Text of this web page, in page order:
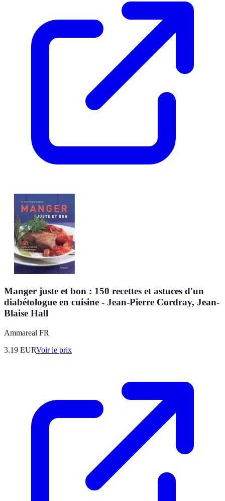
Manger juste et bon : 150 recettes et astuces d'un
diabétologue en cuisine - Jean-Pierre Cordray, Jean-
Blaise Hall
Ammareal FR
3.19 EURVoir le prix